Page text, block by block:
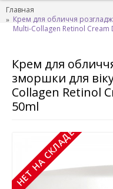
Главная
Крем для обличчя
Multi-Collagen Retinol Cream
Крем для
зморшки для
Collagen Retinol
50ml
НЕТ НА СКЛАДЕ